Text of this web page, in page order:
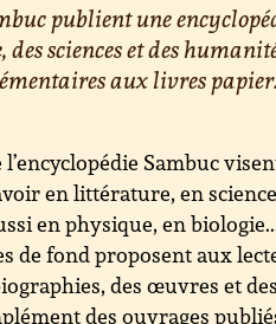
publient une
sciences et des
aux livres papier.
l’encyclopédie Sambuc
en littérature, en
en physique, en
de fond proposent aux
des œuvres et
des ouvrages